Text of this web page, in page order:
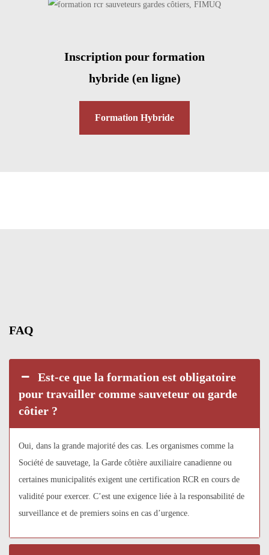
Inscription pour formation
hybride (en ligne)
Formation Hybride
FAQ
Est-ce que la formation est obligatoire
pour travailler comme sauveteur ou garde
côtier ?
Oui, dans la grande majorité des cas. Les organismes comme la
Société de sauvetage, la Garde côtière auxiliaire canadienne ou
certaines municipalités exigent une certification RCR en cours de
validité pour exercer. C’est une exigence liée à la responsabilité de
surveillance et de premiers soins en cas d’urgence.